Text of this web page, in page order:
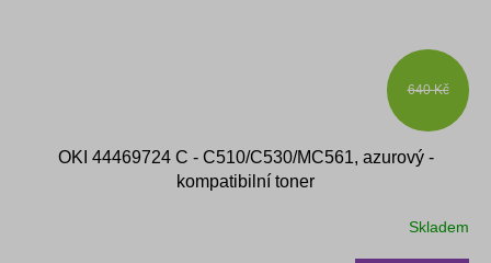
640 Kč
OKI 44469724 C - C510/C530/MC561, azurový -
kompatibilní toner
Skladem